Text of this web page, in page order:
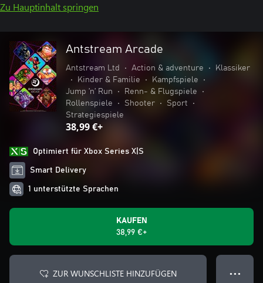
Zu Hauptinhalt springen
Antstream Arcade
Antstream Ltd • Action & adventure •
Klassiker
•
Kinder & Familie • Kampfspiele
•
Jump ’n’ Run
• Renn- & Flugspiele
•
Rollenspiele
• Shooter • Sport
•
Strategiespiele
38,99 €+
Optimiert für Xbox Series X|S
Smart Delivery
1 unterstützte Sprachen
KAUFEN
38,99 €+
ZUR WUNSCHLISTE HINZUFÜGEN ● ● ●